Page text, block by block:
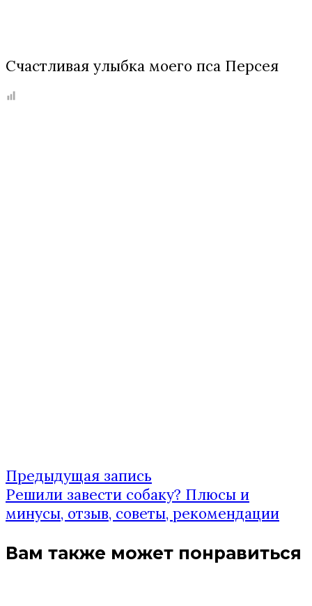
Счастливая улыбка моего пса Персея
Навигация
по
записям
Предыдущая запись
запись:
Решили завести собаку? Плюсы и
минусы, отзыв, советы, рекомендации
Вам также может понравиться